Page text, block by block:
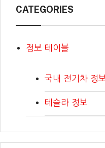
CATEGORIES
정보 테이블
국내 전기차 정보
테슬라 정보